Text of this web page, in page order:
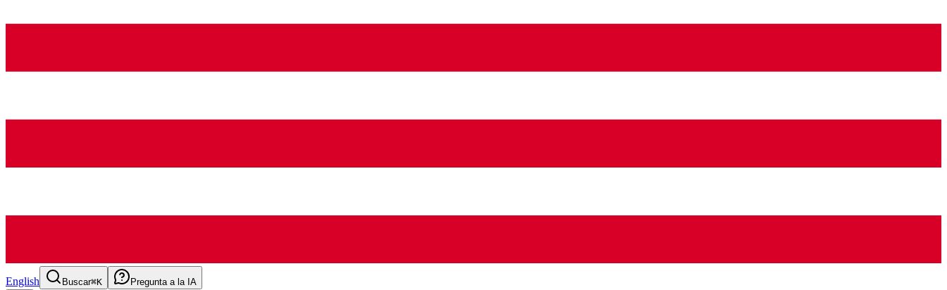
English Buscar⌘K Pregunta a la IA